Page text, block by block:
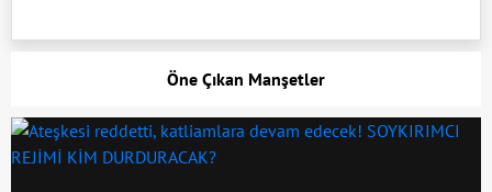
Öne Çıkan Manşetler